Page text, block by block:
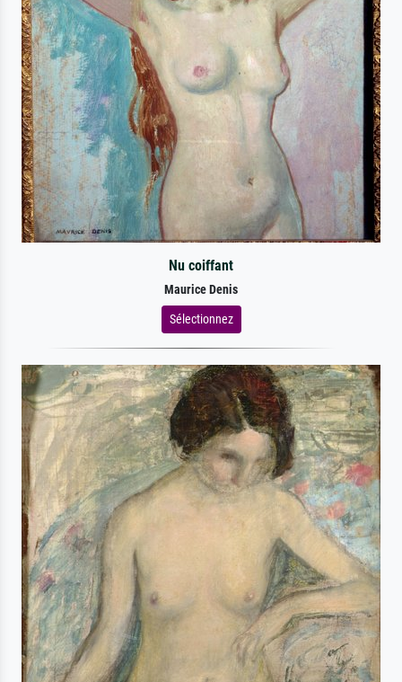
Nu coiffant
Maurice Denis
Sélectionnez